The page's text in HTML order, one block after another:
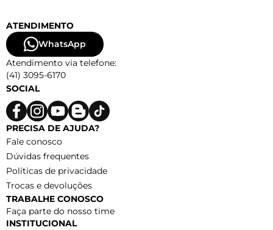
ATENDIMENTO
WhatsApp
Atendimento via telefone:
(41) 3095-6170
SOCIAL
PRECISA DE AJUDA?
Fale conosco
Dúvidas frequentes
Políticas de privacidade
Trocas e devoluções
TRABALHE CONOSCO
Faça parte do nosso time
INSTITUCIONAL